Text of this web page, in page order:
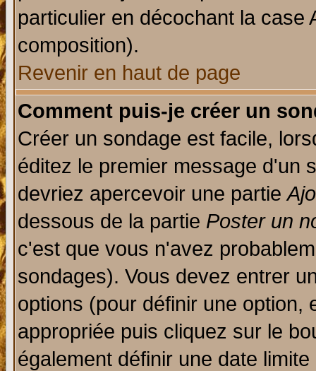
particulier en décochant la
composition).
Revenir en haut de page
Comment puis-je créer un
Créer un sondage est facile,
éditez le premier message d'un
devriez apercevoir une partie
dessous de la partie Poster un
c'est que vous n'avez
sondages). Vous devez entrer
options (pour définir une option,
appropriée puis cliquez sur le
également définir une date